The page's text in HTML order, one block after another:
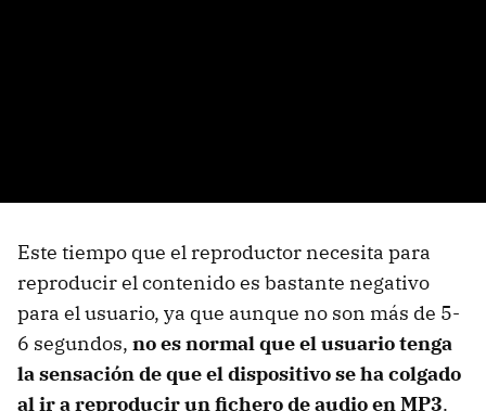
Este tiempo que el reproductor necesita para
reproducir el contenido es bastante negativo
para el usuario, ya que aunque no son más de 5-
6 segundos, no es normal que el usuario tenga
la sensación de que el dispositivo se ha colgado
al ir a reproducir un fichero de audio en MP3.